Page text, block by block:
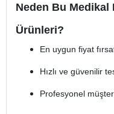
Neden Bu Medikal
Ürünleri?
En uygun fiyat
Hızlı ve güvenilir
Profesyonel